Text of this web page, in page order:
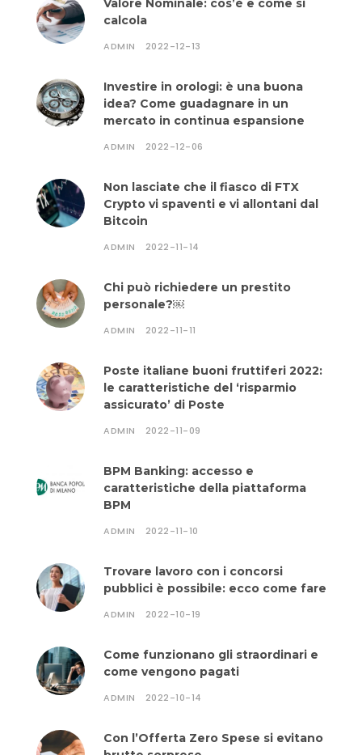
Valore Nominale: cos’è e come si
calcola
ADMIN 2022-12-13
Investire in orologi: è una buona
idea? Come guadagnare in un
mercato in continua espansione
ADMIN 2022-12-06
Non lasciate che il fiasco di FTX
Crypto vi spaventi e vi allontani dal
Bitcoin
ADMIN 2022-11-14
Chi può richiedere un prestito
personale?￼
ADMIN 2022-11-11
Poste italiane buoni fruttiferi 2022:
le caratteristiche del ‘risparmio
assicurato’ di Poste
ADMIN 2022-11-09
BPM Banking: accesso e
caratteristiche della piattaforma
BPM
ADMIN 2022-11-10
Trovare lavoro con i concorsi
pubblici è possibile: ecco come fare
ADMIN 2022-10-19
Come funzionano gli straordinari e
come vengono pagati
ADMIN 2022-10-14
Con l’Offerta Zero Spese si evitano